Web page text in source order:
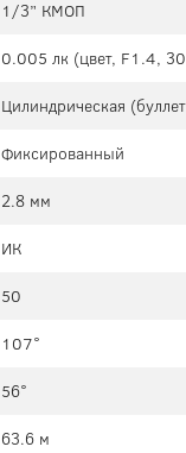
1/3” КМОП
0.005 лк (цвет, F1.4,
Цилиндрическая
Фиксированный
2.8 мм
ИК
50
107°
56°
63.6 м